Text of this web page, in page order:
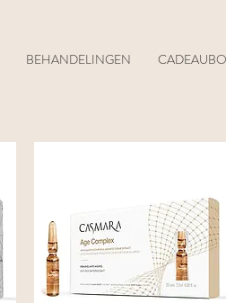
BEHANDELINGEN